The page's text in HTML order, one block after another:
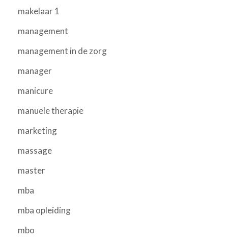
makelaar 1
management
management in de zorg
manager
manicure
manuele therapie
marketing
massage
master
mba
mba opleiding
mbo